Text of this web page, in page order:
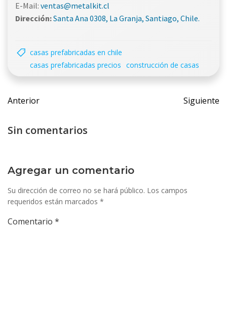
E-Mail: ventas@metalkit.cl
Dirección:Santa Ana 0308, La Granja, Santiago, Chile.
casas prefabricadas en chile
casas prefabricadas precios construcción de casas
Navegación
de
entradas
Anterior
de
Siguiente
Sin comentarios
Agregar un comentario
Su dirección de correo no se hará público. Los campos
requeridos están marcados *
Comentario *